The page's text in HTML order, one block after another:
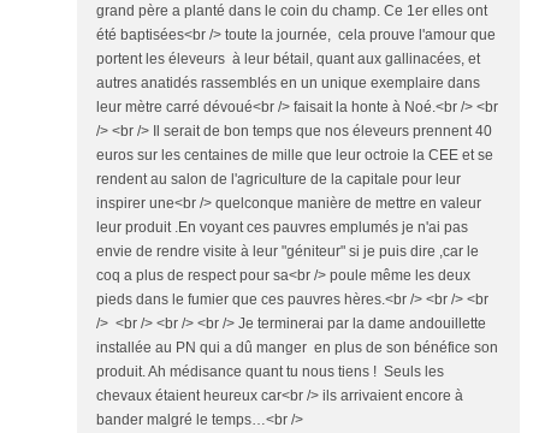
grand père a planté dans le coin du champ. Ce 1er elles ont
été baptisées<br /> toute la journée, cela prouve l'amour que
portent les éleveurs à leur bétail, quant aux gallinacées, et
autres anatidés rassemblés en un unique exemplaire dans
leur mètre carré dévoué<br /> faisait la honte à Noé.<br /> <br
/> <br /> Il serait de bon temps que nos éleveurs prennent 40
euros sur les centaines de mille que leur octroie la CEE et se
rendent au salon de l'agriculture de la capitale pour leur
inspirer une<br /> quelconque manière de mettre en valeur
leur produit .En voyant ces pauvres emplumés je n'ai pas
envie de rendre visite à leur "géniteur" si je puis dire ,car le
coq a plus de respect pour sa<br /> poule même les deux
pieds dans le fumier que ces pauvres hères.<br /> <br /> <br
/> <br /> <br /> <br /> Je terminerai par la dame andouillette
installée au PN qui a dû manger en plus de son bénéfice son
produit. Ah médisance quant tu nous tiens ! Seuls les
chevaux étaient heureux car<br /> ils arrivaient encore à
bander malgré le temps…<br />